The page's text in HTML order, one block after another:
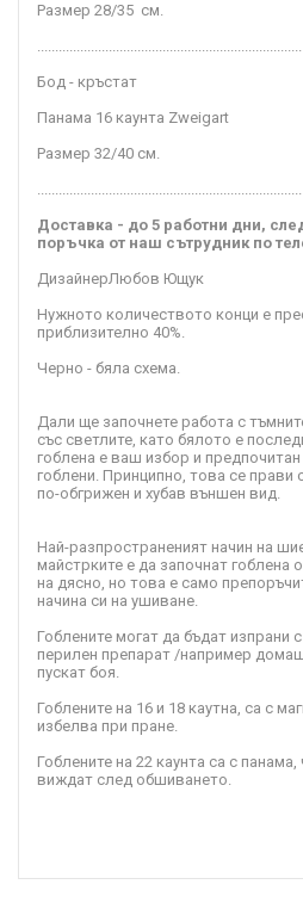
Размер 28/35 см.
..........................................................................
Бод - кръстат
Панама 16 каунта Zweigart
Размер 32/40 см.
..........................................................................
Доставка - до 5 работни дни,
поръчка от наш сътрудник по
ДизайнерЛюбов Ющук
Нужното количеството конци е
приблизително 40%.
Черно - бяла схема.
Дали ще започнете работа с
със светлите, като бялото е
гоблена е ваш избор и
гоблени. Принципно, това се прави
по-обгрижен и хубав външен вид.
Най-разпространеният начин на
майстрките е да започнат гоблена
на дясно, но това е само
начина си на ушиване.
Гоблените могат да бъдат изпрани
перилен препарат /например
пускат боя.
Гоблените на 16 и 18 каутна, са с
избелва при пране.
Гоблените на 22 каунта са с
виждат след обшиването.